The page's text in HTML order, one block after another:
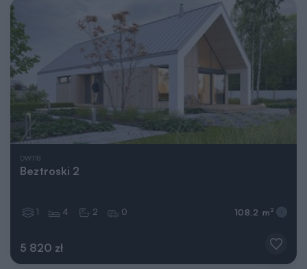
DW118
Beztroski 2
5 820 zł
1 4 2 0 108,2 m 2